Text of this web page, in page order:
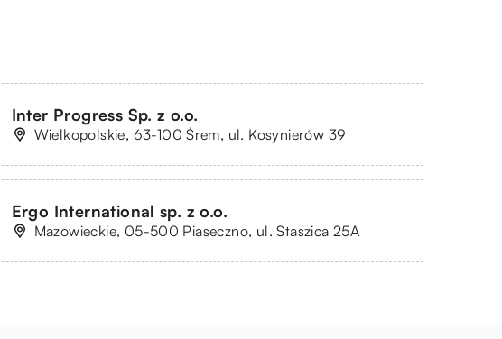
Inter Progress Sp. z o.o.
Wielkopolskie, 63-100 Śrem, ul. Kosynierów 39
Ergo International sp. z o.o.
Mazowieckie, 05-500 Piaseczno, ul. Staszica 25A